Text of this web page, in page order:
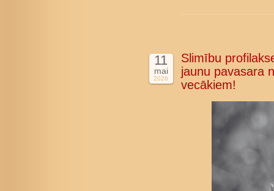
11
mai
2026
Slimību
jaunu pavasara
vecākiem!